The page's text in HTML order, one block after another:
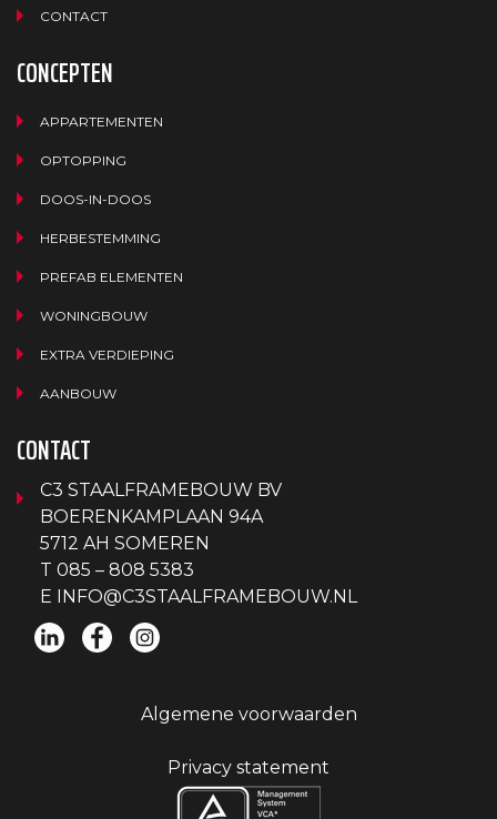
CONTACT
CONCEPTEN
APPARTEMENTEN
OPTOPPING
DOOS-IN-DOOS
HERBESTEMMING
PREFAB ELEMENTEN
WONINGBOUW
EXTRA VERDIEPING
AANBOUW
CONTACT
C3 STAALFRAMEBOUW BV
BOERENKAMPLAAN 94A
5712 AH SOMEREN
T 085 – 808 5383
E INFO@C3STAALFRAMEBOUW.NL
Algemene voorwaarden
Privacy statement